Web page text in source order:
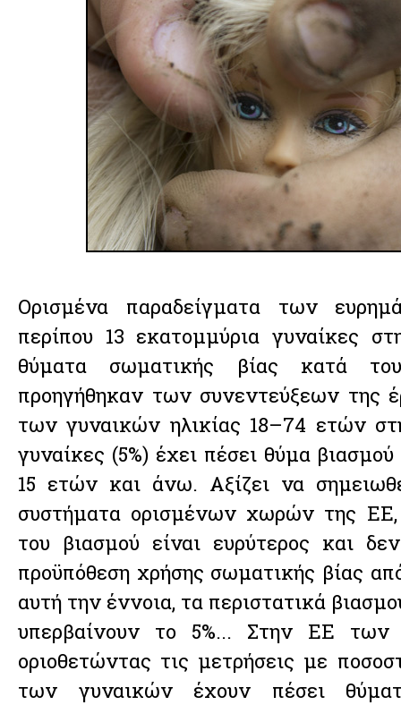
Ορισμένα παραδείγματα των
περίπου 13 εκατομμύρια γυναίκες
θύματα σωματικής βίας κατά
προηγήθηκαν των συνεντεύξεων της
των γυναικών ηλικίας 18–74 ετών
γυναίκες (5%) έχει πέσει θύμα
15 ετών και άνω. Αξίζει να
συστήματα ορισμένων χωρών της ΕΕ,
του βιασμού είναι ευρύτερος και
προϋπόθεση χρήσης σωματικής βίας
αυτή την έννοια, τα περιστατικά
υπερβαίνουν το 5%... Στην ΕΕ
οριοθετώντας τις μετρήσεις με
των γυναικών έχουν πέσει